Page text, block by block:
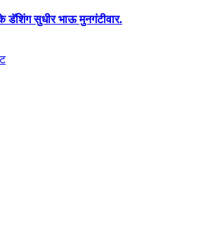
डॅशिंग सुधीर भाऊ मुनगंटीवार.